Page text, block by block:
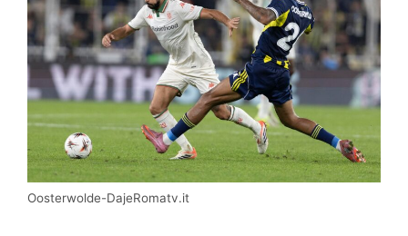
Oosterwolde-DajeRomatv.it